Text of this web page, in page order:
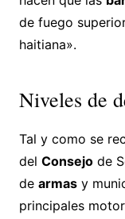
de fuego
haitiana».
Niveles de
Tal y como se
del Consejode
de armasy
principales